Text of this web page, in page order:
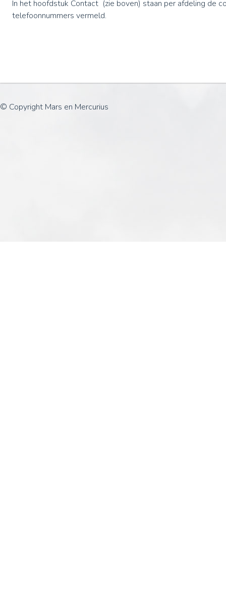
In het hoofdstuk Contact (zie boven) staan per afdeling de
telefoonnummers vermeld.
© Copyright Mars en Mercurius